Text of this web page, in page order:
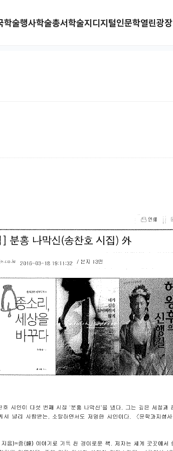
학술행사학술총서학술지디지털인문학열린광장